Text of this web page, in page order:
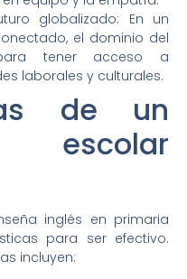
globalizado: En un
el dominio del
tener acceso a
laborales y culturales.
de un
escolar
inglés en primaria
para ser efectivo.
incluyen: